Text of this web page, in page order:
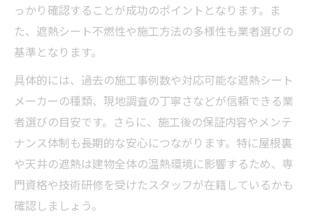
っかり確認することが成功のポイントとなります。ま
た、遮熱シート不燃性や施工方法の多様性も業者選びの
基準となります。
具体的には、過去の施工事例数や対応可能な遮熱シート
メーカーの種類、現地調査の丁寧さなどが信頼できる業
者選びの目安です。さらに、施工後の保証内容やメンテ
ナンス体制も長期的な安心につながります。特に屋根裏
や天井の遮熱は建物全体の温熱環境に影響するため、専
門資格や技術研修を受けたスタッフが在籍しているかも
確認しましょう。